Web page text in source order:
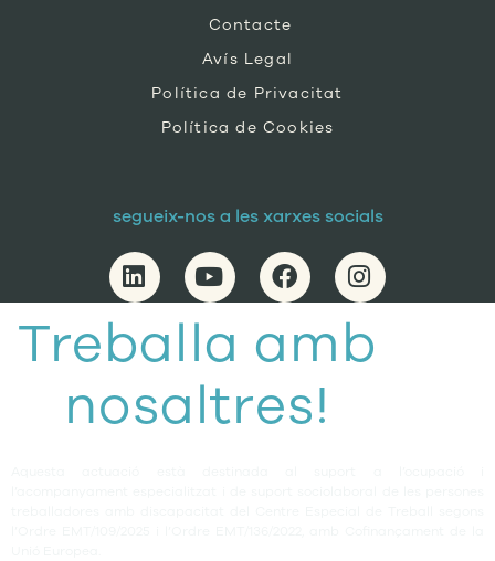
Contacte
Avís Legal
Política de Privacitat
Política de Cookies
segueix-nos a les xarxes socials
Treballa amb
nosaltres!